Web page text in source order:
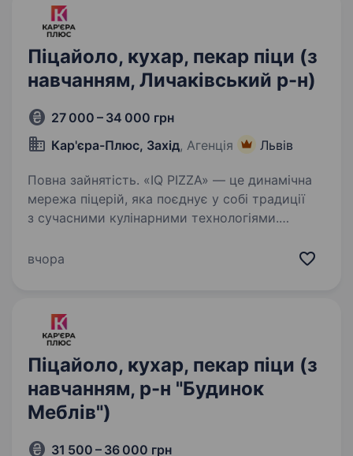
Піцайоло, кухар, пекар піци (з
навчанням, Личаківський р-н)
27 000 – 34 000 грн
Кар'єра-Плюс, Захід, Агенція Львів
Повна зайнятість. «IQ PIZZA» — це динамічна
мережа піцерій, яка поєднує у собі традиції
з сучасними кулінарними технологіями.
у всьому, від наших інгредієнтів
вчора
Піцайоло, кухар, пекар піци (з
навчанням, р-н "Будинок
Меблів")
31 500 – 36 000 грн